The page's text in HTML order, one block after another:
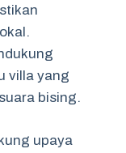
villa yang
bising.
upaya